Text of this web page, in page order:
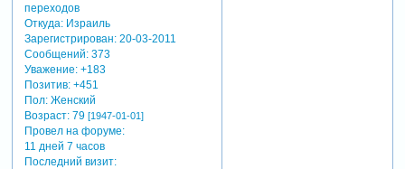
Откуда:Израиль
Зарегистрирован: 20-03-2011
Сообщений:373
Уважение: +183
Позитив: +451
Пол:Женский
Возраст:79 [1947-01-01]
Провел на форуме:
11 дней 7 часов
Последний визит: